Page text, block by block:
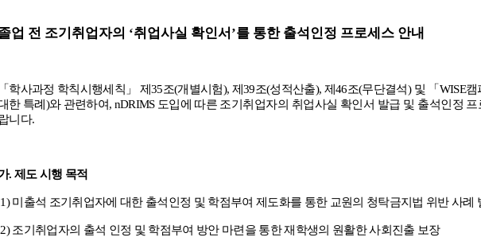
업 전 조기취업자의 ‘취업사실 확인서 ’를 통한 출석인정 프로세스 안내
「 학사과정 학칙시행세칙 」 제35조(개별시험), 제39조(성적산출), 제46조(무단결석) 및 「 WISE캠
한 특례 )와 관련하여, nDRIMS 도입에 따른 조기취업자의 취업사실 확인서 발급 및 출석인정
니다.
.제도 시행 목적
1)미출석 조기취업자에 대한 출석인정 및 학점부여 제도화를 통한 교원의 청탁금지법 위반 사례
2)조기취업자의 출석 인정 및 학점부여 방안 마련을 통한 재학생의 원활한 사회진출 보장